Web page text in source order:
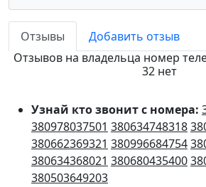
Отзывы
Добавить отзыв
Отзывов на владельца номер
32 нет
Узнай кто звонит с номера:
380978037501 380634748318
380662369321 380996684754
380634368021 380680435400
380503649203